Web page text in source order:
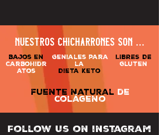
nuestros chicharrones son ...
bajos en
Carbohidr
atos
Geniales para
la
Dieta Keto
LIBRES DE
gluten
fuente natural de
colágeno
Follow us on instagram